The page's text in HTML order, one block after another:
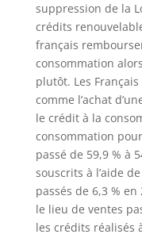
suppression de la
crédits
français
consommation
plutôt. Les
comme l’achat
le crédit à la
consommation
passé de 59,9 % à
souscrits à l’aide
passés de 6,3 %
le lieu de ventes
les crédits réalisés